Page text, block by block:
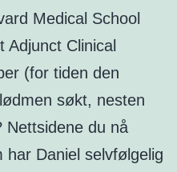
Medical School
Clinical
(for tiden den
søkt, nesten
Nettsidene du nå
Daniel selvfølgelig